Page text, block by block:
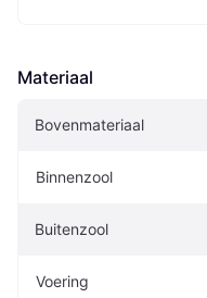
Materiaal
Bovenmateriaal
Binnenzool
Buitenzool
Voering